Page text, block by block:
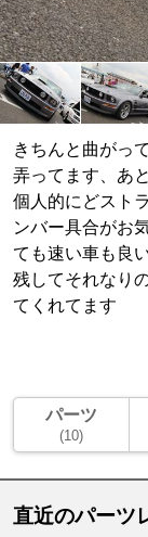
きちんと曲がっ
弄ってます、あ
個人的にどスト
ンバー具合がお
ても速い車も良
残してそれなり
てくれてます
パーツ
(10)
直近のパーツ